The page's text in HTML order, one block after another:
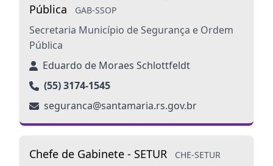
Pública
GAB-SSOP
Secretaria Município de Segurança e Ordem
Pública
Eduardo de Moraes Schlottfeldt
(55) 3174-1545
seguranca@santamaria.rs.gov.br
Chefe de Gabinete - SETUR CHE-SETUR